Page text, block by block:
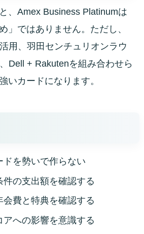
、Amex Business Platinumは
」ではありません。ただし、
用、羽田センチュリオンラウ
Dell + Rakutenを組み合わせら
いカードになります。
ドを勢いで作らない
件の支出額を確認する
会費と特典を確認する
アへの影響を意識する